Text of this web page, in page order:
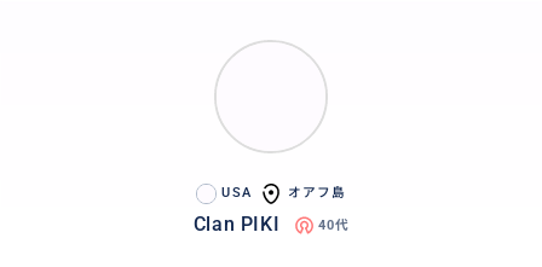
USA オアフ島
Clan PIKI 40代